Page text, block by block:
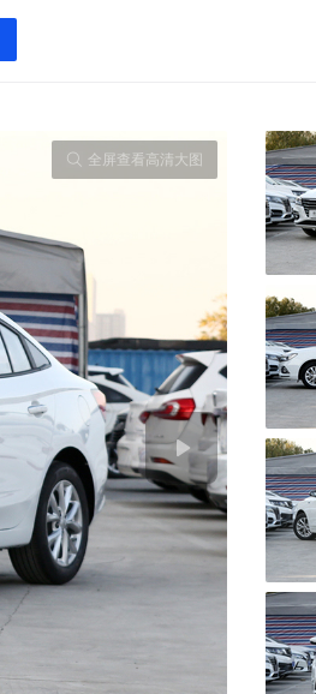
全屏查看高清大图